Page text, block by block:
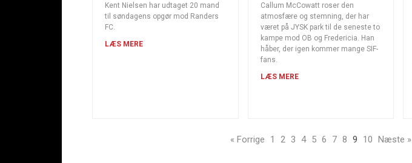
Kent Nielsen har udtaget 20 mand
til søndagens opgør mod Randers
FC.
LÆS MERE
Callum McCowatt roser den
atmosfære og stemning, der har
været på JYSK park til de seneste to
kampe mod OB og Fredericia. Han
håber, der igen kommer mange SIF-
fans.
LÆS MERE
« Forrige 1 2 3 4 5 6 7 8 9 10 Næste »